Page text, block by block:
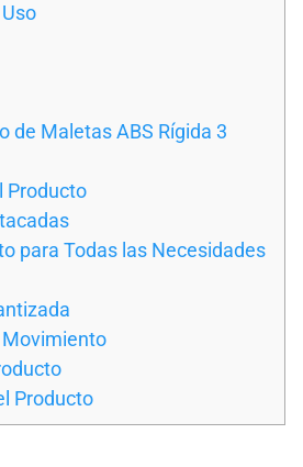
de Maletas ABS Rígida 3
Producto
para Todas las Necesidades
Producto